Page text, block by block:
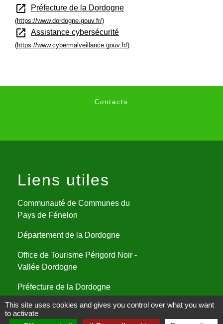
open_in_new Préfecture de la Dordogne
(https://www.dordogne.gouv.fr/)
open_in_new Assistance cybersécurité
(https://www.cybermalveillance.gouv.fr/)
Contacts
Liens utiles
Communauté de Communes du
Pays de Fénelon
Département de la Dordogne
Office de Tourisme Périgord Noir -
Vallée Dordogne
Préfecture de la Dordogne
Assistance cybersécurité
This site uses cookies and gives you control over what you want
to activate